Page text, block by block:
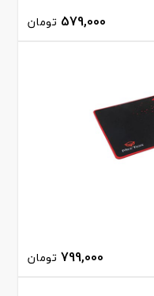
579,000 تومان
799,000 تومان